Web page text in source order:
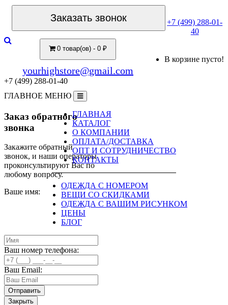
Заказать звонок
+7 (499) 288-01-
40
0 товар(ов) - 0 ₽
В корзине пусто!
yourhighstore@gmail.com
+7 (499) 288-01-40
ГЛАВНОЕ МЕНЮ
ГЛАВНАЯ
КАТАЛОГ
О КОМПАНИИ
ОПЛАТА/ДОСТАВКА
ОПТ И СОТРУДНИЧЕСТВО
КОНТАКТЫ
ОДЕЖДА С НОМЕРОМ
ВЕЩИ СО СКИДКАМИ
ОДЕЖДА С ВАШИМ РИСУНКОМ
ЦЕНЫ
БЛОГ
Заказ обратного
звонка
Закажите обратный
звонок, и наши операторы
проконсультируют Вас по
любому вопросу.
Ваше имя:
Ваш номер телефона:
Ваш Email:
Закрыть